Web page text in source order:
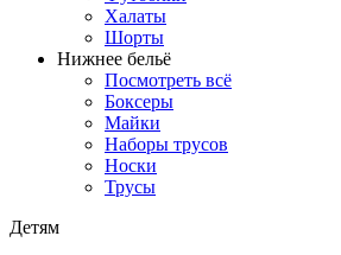
Халаты
Шорты
Нижнее бельё
Посмотреть всё
Боксеры
Майки
Наборы трусов
Носки
Трусы
Детям